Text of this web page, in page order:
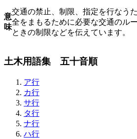
意
味
交通の禁止、制限、指定を行なう
全をまもるために必要な交通のル
ときの制限などを伝えています。
土木用語集 五十音順
ア行
カ行
サ行
タ行
ナ行
ハ行